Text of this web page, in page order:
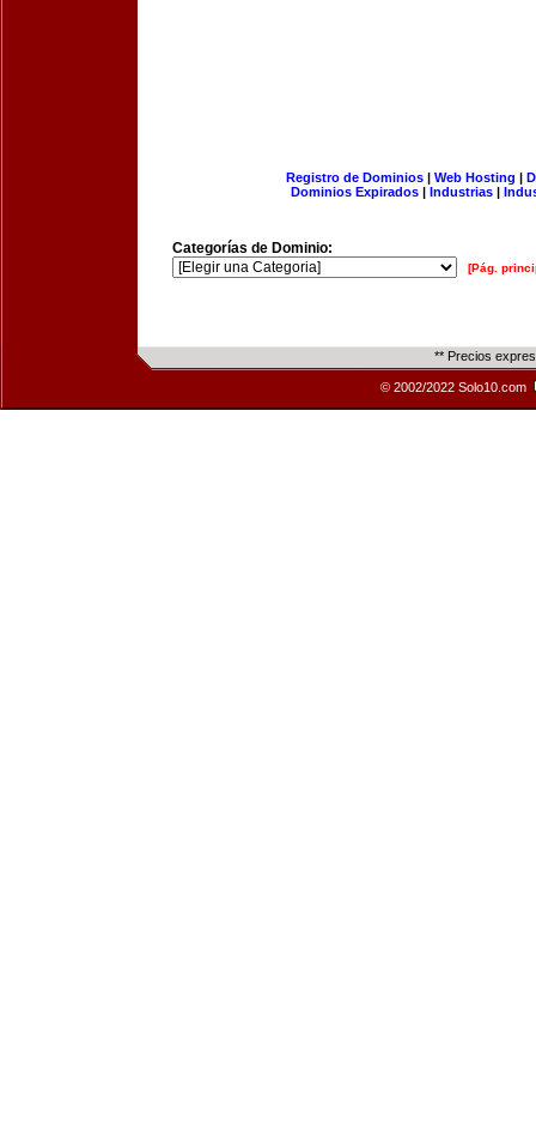
Registro de Dominios| Web Hosting |
Dominios Expirados | Industrias |
Categorías de Dominio:
[Pág.
** Precios
© 2002/2022 Solo10.com